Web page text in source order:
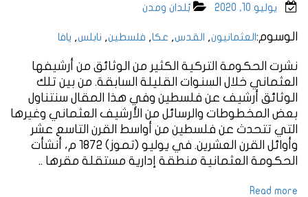
يوليو 10, 2020 بُلدان ومدن
الوسوم: العثمانيون, القدس, عكا, فلسطين, نابلس, يافا
نشرت الحكومة التركية الكثير من الوثائق من أرشيفها
العثماني خلال السنوات القليلة السابقة. من بين تلك
الوثائق أرشيف عن فلسطين وفي هذا المقال سنتناول
بعض المخطوطات والرسائل من الأرشيف العثماني وغيرها
التي تتحدث عن فلسطين من أواسط القرن التاسع عشر
وأوائل القرن العشرين. في يوليو (تموز) 1872 م، أنشأت
الحكومة العثمانية منطقة إدارية مستقلة مقرها ..
Read more